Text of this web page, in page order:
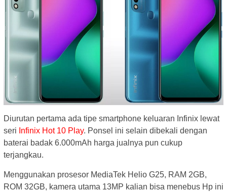
Diurutan pertama ada tipe smartphone keluaran Infinix lewat
seri Infinix Hot 10 Play. Ponsel ini selain dibekali dengan
baterai badak 6.000mAh harga jualnya pun cukup
terjangkau.
Menggunakan prosesor MediaTek Helio G25, RAM 2GB,
ROM 32GB, kamera utama 13MP kalian bisa menebus Hp ini